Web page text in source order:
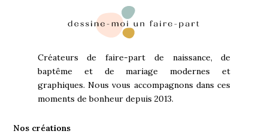
Créateurs de faire-part de naissance, de
baptême et de mariage modernes et
graphiques. Nous vous accompagnons dans ces
moments de bonheur depuis 2013.
Nos créations